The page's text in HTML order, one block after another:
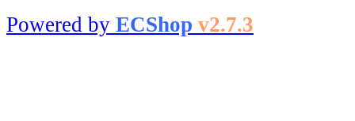
Powered by ECShop v2.7.3